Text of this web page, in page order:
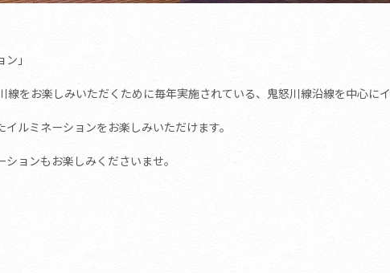
」
をお楽しみいただくために毎年実施されている、鬼怒川線沿線を中心にイ
ルミネーションをお楽しみいただけます。
ョンもお楽しみくださいませ。